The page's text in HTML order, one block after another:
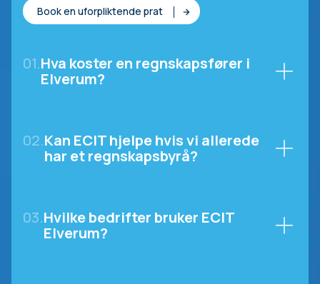
Book en uforpliktende prat
01.Hva koster en regnskapsfører i
Elverum?
02.Kan ECIT hjelpe hvis vi allerede
har et regnskapsbyrå?
03.Hvilke bedrifter bruker ECIT
Elverum?